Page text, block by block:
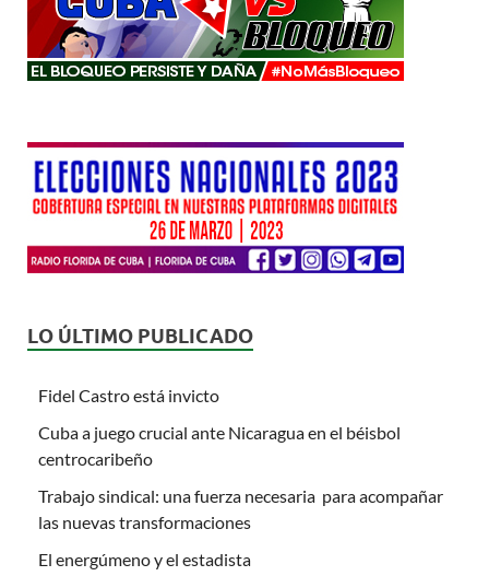
LO ÚLTIMO PUBLICADO
Fidel Castro está invicto
Cuba a juego crucial ante Nicaragua en el béisbol
centrocaribeño
Trabajo sindical: una fuerza necesaria para acompañar
las nuevas transformaciones
El energúmeno y el estadista